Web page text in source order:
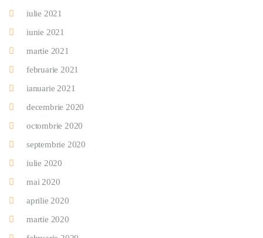
iulie 2021
iunie 2021
martie 2021
februarie 2021
ianuarie 2021
decembrie 2020
octombrie 2020
septembrie 2020
iulie 2020
mai 2020
aprilie 2020
martie 2020